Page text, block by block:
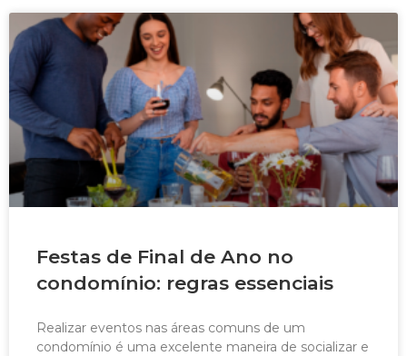
Festas de Final de Ano no
condomínio: regras essenciais
Realizar eventos nas áreas comuns de um
condomínio é uma excelente maneira de socializar e